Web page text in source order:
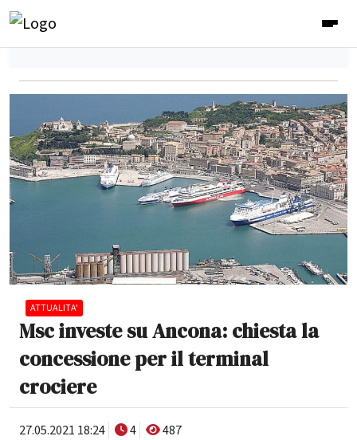
ATTUALITA'
Msc investe su Ancona: chiesta la
concessione per il terminal
crociere
27.05.2021 18:24 4
487